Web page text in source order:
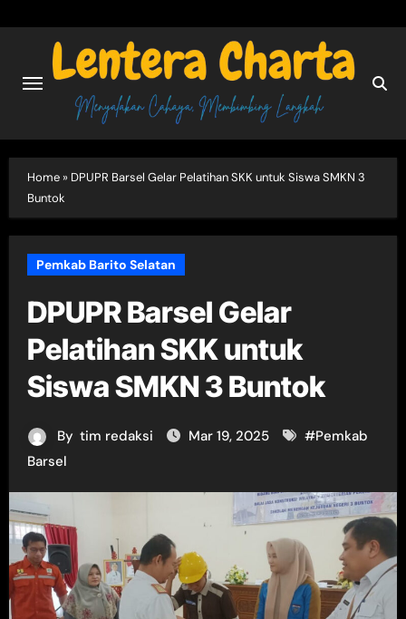
Home» DPUPR Barsel Gelar Pelatihan SKK untuk Siswa SMKN 3
Buntok
Pemkab Barito Selatan
DPUPR Barsel Gelar
Pelatihan SKK untuk
Siswa SMKN 3 Buntok
By tim redaksi Mar 19, 2025 #Pemkab
Barsel